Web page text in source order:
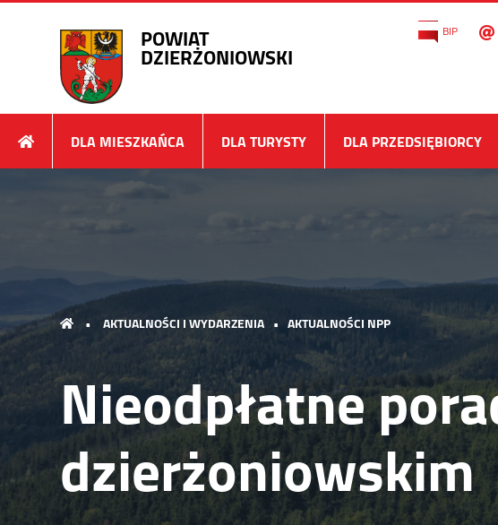
POWIAT
DZIERŻONIOWSKI
BIP
DLA MIESZKAŃCA DLA TURYSTY DLA PRZEDSIĘBIORCY
• AKTUALNOŚCI I WYDARZENIA • AKTUALNOŚCI NPP
Nieodpłatne
dzierżoniowskim